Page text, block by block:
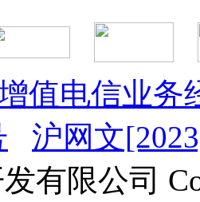
值电信业务
沪网文
有限公司